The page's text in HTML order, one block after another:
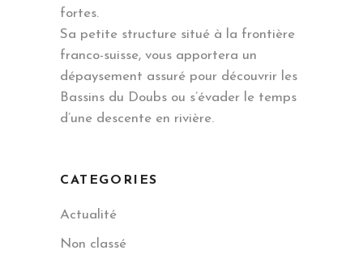
fortes.
Sa petite structure situé à la frontière
franco-suisse, vous apportera un
dépaysement assuré pour découvrir les
Bassins du Doubs ou s’évader le temps
d’une descente en rivière.
CATEGORIES
Actualité
Non classé